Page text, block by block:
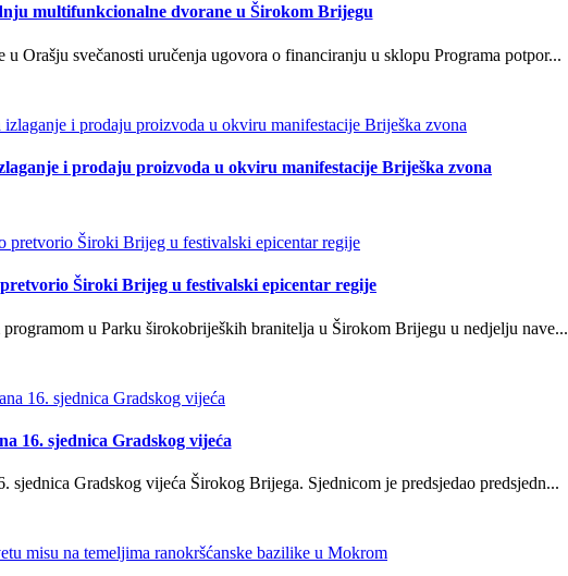
multifunkcionalne dvorane u Širokom Brijegu
Orašju svečanosti uručenja ugovora o financiranju u sklopu Programa potpor...
i prodaju proizvoda u okviru manifestacije Briješka zvona
Široki Brijeg u festivalski epicentar regije
u Parku širokobrijeških branitelja u Širokom Brijegu u nedjelju nave...
16. sjednica Gradskog vijeća
Gradskog vijeća Širokog Brijega. Sjednicom je predsjedao predsjedn...